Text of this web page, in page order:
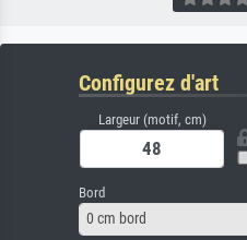
Configurez d'art
Largeur (motif, cm)
Bord
0 cm bord